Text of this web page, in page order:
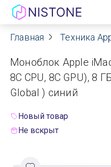
Акции
О нас
Блог
Договор оферты
Главная Техника
Моноблок Apple
8C CPU, 8C GPU), 8
Global ) синий
Новый товар
Не вскрыт